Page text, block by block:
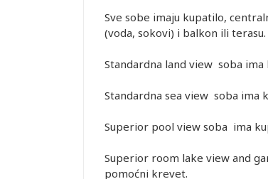
Sve sobe imaju kupatilo,
(voda, sokovi) i balkon ili terasu.
Standardna land view soba
Standardna sea view soba ima
Superior pool view soba ima
Superior room lake view and
pomoćni krevet.